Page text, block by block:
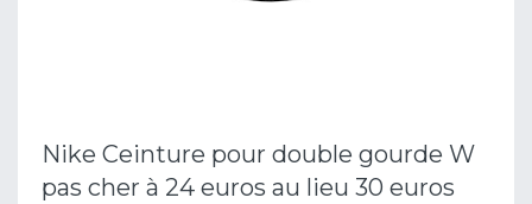
Nike Ceinture pour double gourde W
pas cher à 24 euros au lieu 30 euros